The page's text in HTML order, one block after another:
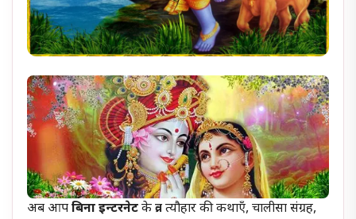
अब आपबिना इन्टरनेटके व्रत त्यौहार की कथाएँ, चालीसा संग्रह,